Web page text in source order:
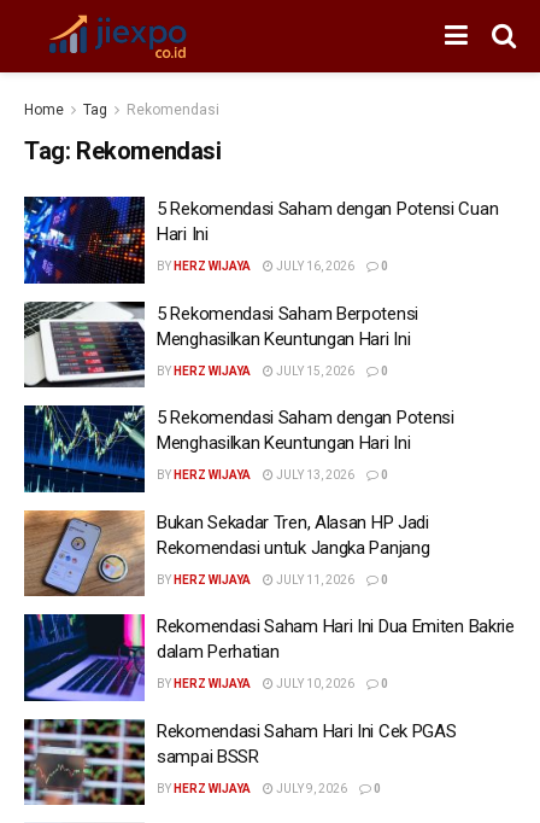
Home Tag Rekomendasi
Tag: Rekomendasi
5 Rekomendasi Saham dengan Potensi Cuan
Hari Ini
BY HERZ WIJAYA JULY 16, 2026 0
5 Rekomendasi Saham Berpotensi
Menghasilkan Keuntungan Hari Ini
BY HERZ WIJAYA JULY 15, 2026 0
5 Rekomendasi Saham dengan Potensi
Menghasilkan Keuntungan Hari Ini
BY HERZ WIJAYA JULY 13, 2026 0
Bukan Sekadar Tren, Alasan HP Jadi
Rekomendasi untuk Jangka Panjang
BY HERZ WIJAYA JULY 11, 2026 0
Rekomendasi Saham Hari Ini Dua Emiten Bakrie
dalam Perhatian
BY HERZ WIJAYA JULY 10, 2026 0
Rekomendasi Saham Hari Ini Cek PGAS
sampai BSSR
BY HERZ WIJAYA JULY 9, 2026 0